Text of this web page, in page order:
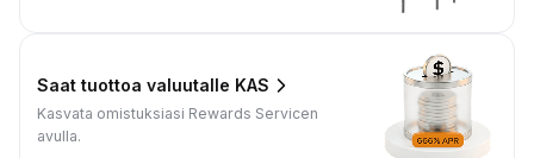
Saat tuottoa valuutalle KAS
Kasvata omistuksiasi Rewards Servicen
avulla.